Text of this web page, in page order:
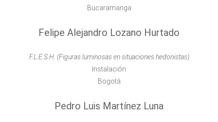
Bucaramanga
Felipe Alejandro Lozano Hurtado
F.L.E.S.H. (Figuras luminosas en situaciones hedonistas)
Instalación
Bogotá
Pedro Luis Martínez Luna